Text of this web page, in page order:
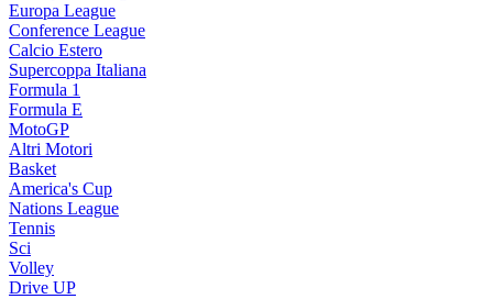
Europa League
Conference League
Calcio Estero
Supercoppa Italiana
Formula 1
Formula E
MotoGP
Altri Motori
Basket
America's Cup
Nations League
Tennis
Sci
Volley
Drive UP